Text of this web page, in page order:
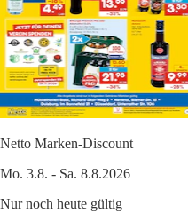
Netto Marken-Discount
Mo. 3.8. - Sa. 8.8.2026
Nur noch heute gültig